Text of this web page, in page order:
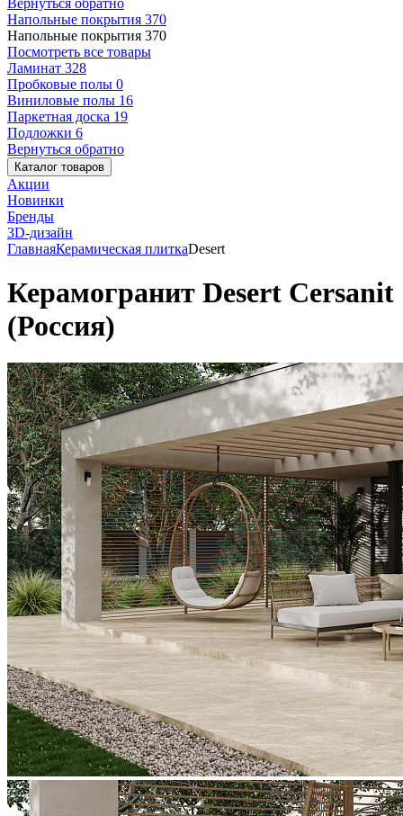
Вернуться обратно
Напольные покрытия 370
Напольные покрытия 370
Посмотреть все товары
Ламинат 328
Пробковые полы 0
Виниловые полы 16
Паркетная доска 19
Подложки 6
Вернуться обратно
Каталог товаров
Акции
Новинки
Бренды
3D-дизайн
ГлавнаяКерамическая плиткаDesert
Керамогранит Desert Cersanit
(Россия)